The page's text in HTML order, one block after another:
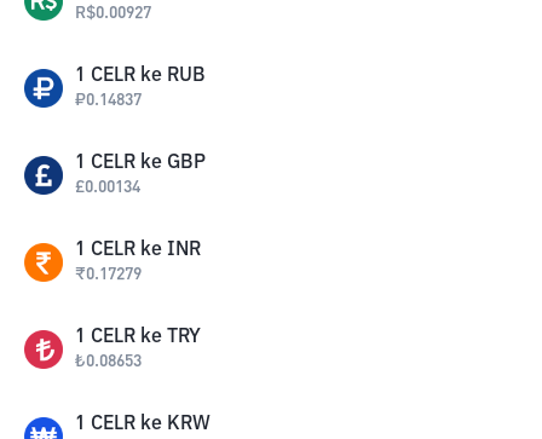
R$0.00927
1 CELR ke RUB
₽0.14837
1 CELR ke GBP
£0.00134
1 CELR ke INR
₹0.17279
1 CELR ke TRY
₺0.08653
1 CELR ke KRW